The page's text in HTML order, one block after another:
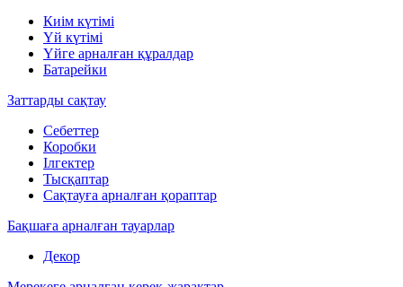
Киім күтімі
Үй күтімі
Үйге арналған құралдар
Батарейки
Заттарды сақтау
Себеттер
Коробки
Ілгектер
Тысқаптар
Сақтауға арналған қораптар
Бақшаға арналған тауарлар
Декор